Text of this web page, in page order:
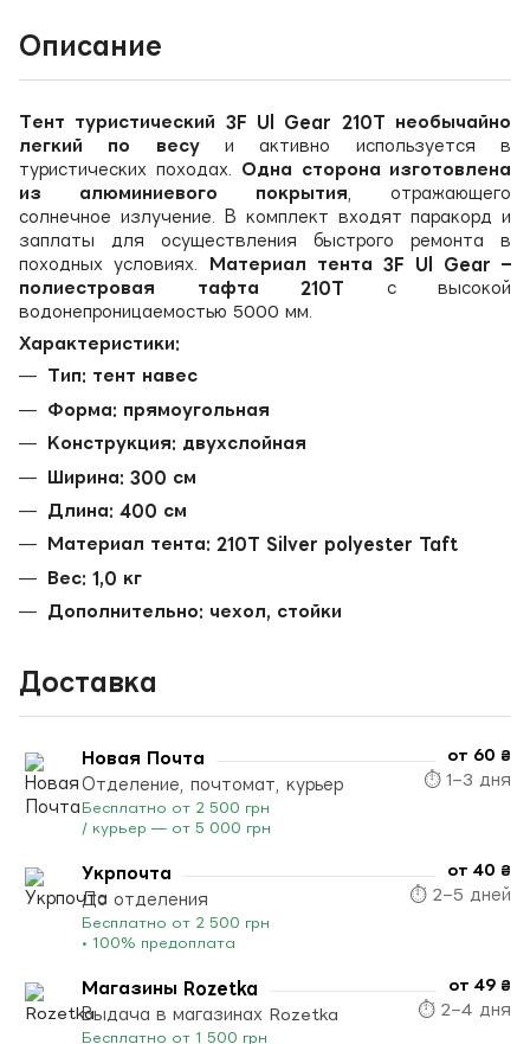
Описание
Тент туристический 3F Ul Gear 210T необычайно
легкий по весуи активно используется в
туристических походах. Одна сторона изготовлена
из алюминиевого покрытия , отражающего
солнечное излучение. В комплект входят паракорд и
заплаты для осуществления быстрого ремонта в
походных условиях.
Материал тента 3F Ul Gear –
полиестровая тафта 210T с высокой
водонепроницаемостью 5000 мм.
Характеристики:
Тип: тент навес
Форма: прямоугольная
Конструкция: двухслойная
Ширина: 300 см
Длина: 400 см
Материал тента: 210T Silver polyester Taft
Вес: 1,0 кг
Дополнительно: чехол, стойки
Доставка
Новая Почта
Отделение, почтомат, курьер
Бесплатно от 2 500 грн
/ курьер — от 5 000 грн
от 60 ₴
⏱ 1–3 дня
Укрпочта
До отделения
Бесплатно от 2 500 грн
• 100% предоплата
от 40 ₴
⏱ 2–5 дней
Магазины Rozetka
Выдача в магазинах Rozetka
Бесплатно от 1 500 грн
от 49 ₴
⏱ 2–4 дня